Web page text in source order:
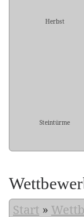
Herbst
Steintürme
Start »